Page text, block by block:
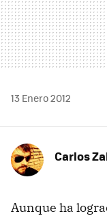
13 Enero 2012
Carlos
Aunque ha